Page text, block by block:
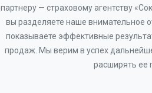
партнеру — страховому агентству
вы разделяете наше внимательное
показываете эффективные
продаж. Мы верим в успех
расширять ее